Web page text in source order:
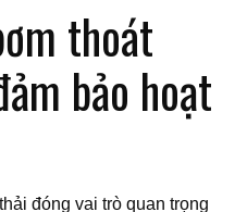
thoát
bảo hoạt
đóng vai trò quan trọng